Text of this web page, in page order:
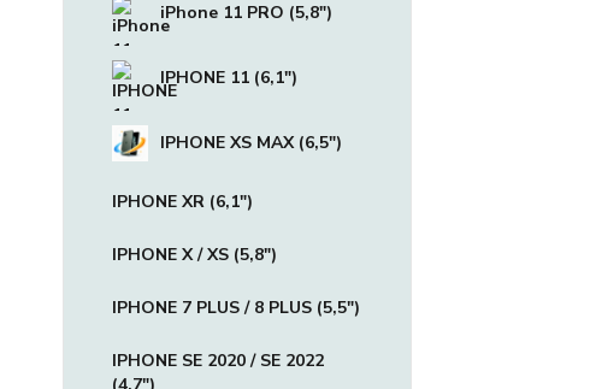
iPhone 11 PRO (5,8")
IPHONE 11 (6,1")
IPHONE XS MAX (6,5")
IPHONE XR (6,1")
IPHONE X / XS (5,8")
IPHONE 7 PLUS / 8 PLUS (5,5")
IPHONE SE 2020 / SE 2022